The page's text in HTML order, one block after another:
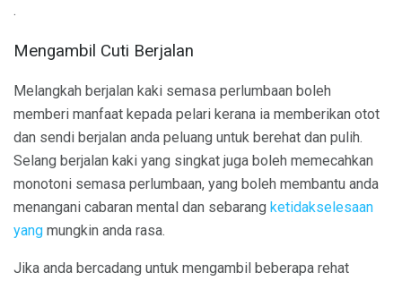
.
Mengambil Cuti Berjalan
Melangkah berjalan kaki semasa perlumbaan boleh
memberi manfaat kepada pelari kerana ia memberikan otot
dan sendi berjalan anda peluang untuk berehat dan pulih.
Selang berjalan kaki yang singkat juga boleh memecahkan
monotoni semasa perlumbaan, yang boleh membantu anda
menangani cabaran mental dan sebarang ketidakselesaan
yang mungkin anda rasa.
Jika anda bercadang untuk mengambil beberapa rehat